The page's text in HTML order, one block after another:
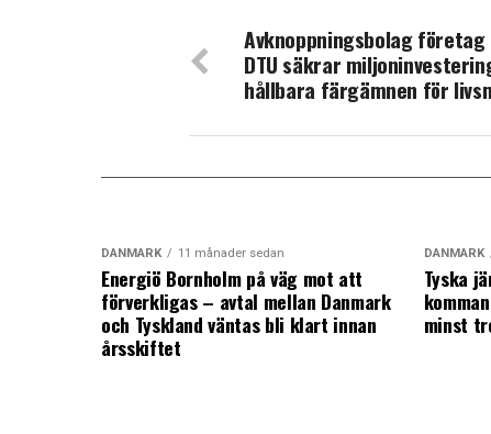
Avknoppningsbolag
DTU säkrar
hållbara färgämnen för
DANMARK 11 månader sedan
Energiö Bornholm på väg mot att
förverkligas – avtal mellan Danmark
och Tyskland väntas bli klart innan
årsskiftet
DANMARK
Tyska
minst